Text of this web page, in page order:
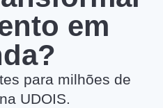
em
para milhões de
UDOIS.